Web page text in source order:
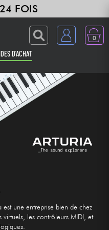
FOIS
0
D'ACHAT
une entreprise bien de chez
virtuels, les contrôleurs MIDI, et